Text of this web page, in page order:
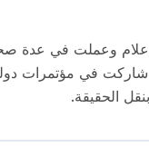
من كلية الإعلام وعملت في
شاركت في مؤتمرات
الحقيقة.